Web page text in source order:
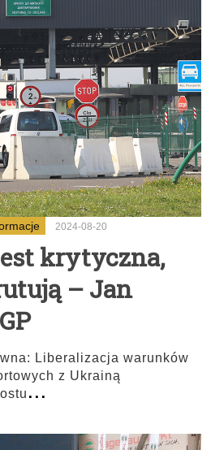
2024-08-20
krytyczna,
– Jan
Liberalizacja warunków
z Ukrainą
...